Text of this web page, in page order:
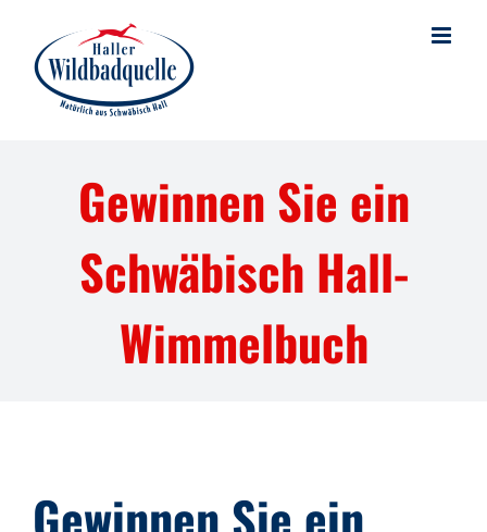
content
Gewinnen Sie ein
Schwäbisch Hall-
Wimmelbuch